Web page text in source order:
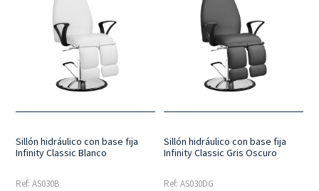
Sillón hidráulico con base fija
Infinity Classic Blanco
Ref: AS030B
Sillón hidráulico con base fija
Infinity Classic Gris Oscuro
Ref: AS030DG